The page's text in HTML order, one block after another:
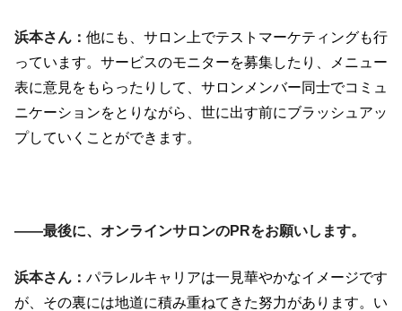
浜本さん： 他にも、サロン上でテストマーケティングも行
っています。サービスのモニターを募集したり、メニュー
表に意見をもらったりして、サロンメンバー同士でコミュ
ニケーションをとりながら、世に出す前にブラッシュアッ
プしていくことができます。
――最後に、オンラインサロンのPRをお願いします。
浜本さん： パラレルキャリアは一見華やかなイメージです
が、その裏には地道に積み重ねてきた努力があります。い